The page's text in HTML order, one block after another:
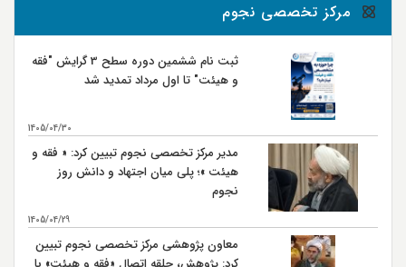
9 جنگ نهروان سال 38 هـ ق
14
شهادت محمد بن ابي بكر كارگزار حضرت امام علي (ع) در
مصر سال 38 هـ ق
17
شهادت حضرت امام علي بن موسی الرضا (ع) سال 203 هـ
ق بنا به روايتي
20
اربعين حسيني و ورود كاروان اهل بيت امام حسين (ع) به
28 رحلت حضرت رسول اكرم (ص)سال 11 هـ ق
مرکز تخصصی نجوم
ثبت نام ششمین دوره سطح 3 گرایش "فقه
و هیئت" تا اول مرداد تمدید شد
1405/04/30
مدیر مرکز تخصصی نجوم تبیین کرد: « فقه و
هیئت »؛ پلی میان اجتهاد و دانش روز
نجوم
1405/04/29
معاون پژوهشی مرکز تخصصی نجوم تبیین